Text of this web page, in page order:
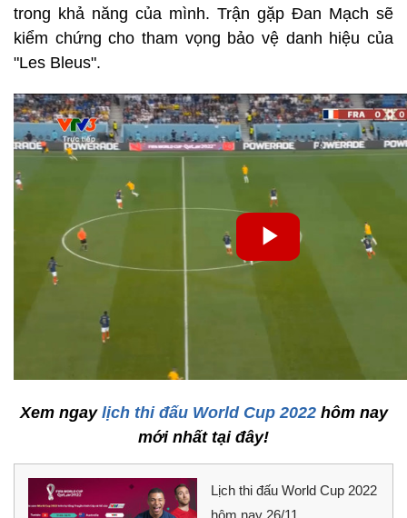
trong khả năng của mình. Trận gặp Đan Mạch sẽ
kiểm chứng cho tham vọng bảo vệ danh hiệu của
"Les Bleus".
Xem ngay lịch thi đấu World Cup 2022hôm nay
mới nhất tại đây!
Lịch thi đấu World Cup 2022
hôm nay 26/11